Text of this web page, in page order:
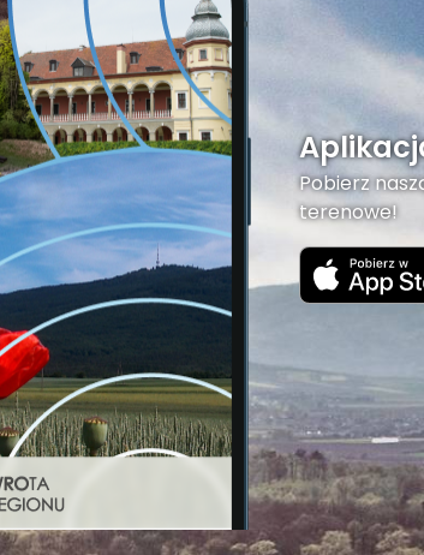
Pobierz
terenowe!